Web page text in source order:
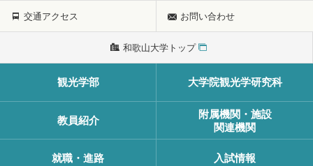
交通アクセス お問い合わせ
和歌山大学トップ
観光学部 大学院観光学研究科
教員紹介
附属機関・施設
関連機関
就職・進路 入試情報